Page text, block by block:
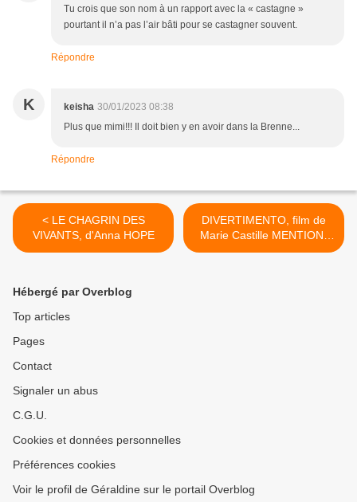
Tu crois que son nom à un rapport avec la « castagne »
pourtant il n’a pas l’air bâti pour se castagner souvent.
Répondre
K keisha 30/01/2023 08:38
Plus que mimi!!! Il doit bien y en avoir dans la Brenne...
Répondre
< LE CHAGRIN DES
VIVANTS, d'Anna HOPE
DIVERTIMENTO, film de
Marie Castille MENTION-
SCHARR >
Hébergé par Overblog
Top articles
Pages
Contact
Signaler un abus
C.G.U.
Cookies et données personnelles
Préférences cookies
Voir le profil de Géraldine sur le portail Overblog